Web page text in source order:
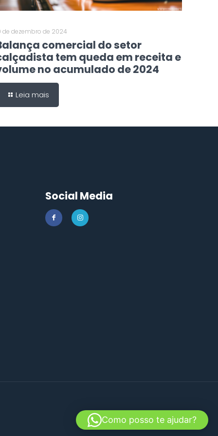
de dezembro de 2024
comercial do setor
tem queda em receita e
no acumulado de 2024
Leia mais
Social Media
Como posso te ajudar?